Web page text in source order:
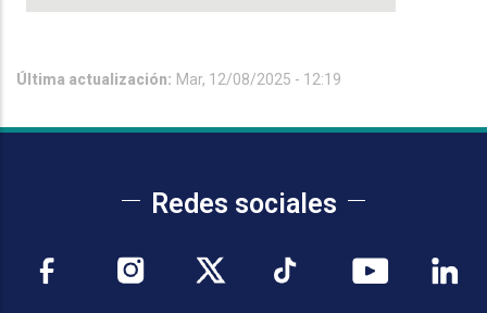
Última actualización: Mar, 12/08/2025 - 12:19
Redes sociales